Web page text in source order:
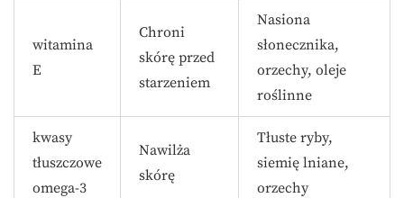
witamina
E
Chroni
skórę przed
starzeniem
Nasiona
słonecznika,
orzechy, oleje
roślinne
kwasy
tłuszczowe
omega-3
Nawilża
skórę
Tłuste ryby,
siemię lniane,
orzechy